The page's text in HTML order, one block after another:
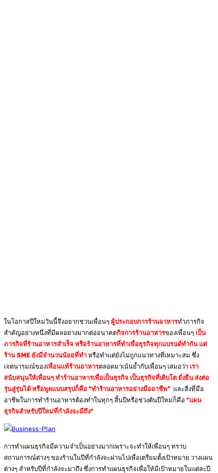
ในโอกาสปีใหม่วันนี้จึงอยากชวนเพื่อนๆ ผู้ประกอบการร้านอาหารทำภารกิจ
สำคัญอย่างหนึ่งที่มีผลอย่างมากต่ออนาคตกิจการร้านอาหารของเพื่อนๆ เป็น
ภารกิจที่ร้านอาหารสำเร็จ หรือร้านอาหารที่ทำเพื่อธุรกิจทุกแบรนด์ทำกัน แต่
ร้าน SME ยังมีจำนวนน้อยที่ทำ หรือทำแต่ยังไม่ถูกแนวทางที่เหมาะสม ซึ่ง
เจตนารมณ์ของเพื่อนแท้ร้านอาหารตลอดมาเน้นย้ำกับเพื่อนๆ เสมอว่า เรา
สนับสนุนให้เพื่อนๆ ทำร้านอาหารเพื่อเป็นธุรกิจ เป็นธุรกิจที่เติบโต ยั่งยืน ส่งต่อ
รุ่นสู่รุ่นได้ หรือพูดแบบสรุปก็คือ “ทำร้านอาหารอย่างมืออาชีพ” และสิ่งที่มือ
อาชีพในการทำร้านอาหารต้องทำในทุกๆ สิ้นปีหรือช่วงต้นปีใหม่ก็คือ “แผน
ธุรกิจสำหรับปีใหม่ที่กำลังจะมีถึง”
การทำแผนธุรกิจมีความจำเป็นอย่างมากเพราะจะทำให้เพื่อนๆ ทราบ
สถานการณ์ต่างๆ ของร้านในปีที่กำลังจะผ่านไปเพื่อเตรียมตั้งเป้าหมาย วางแผน
ต่างๆ สำหรับปีที่กำลังจะมาถึง ซึ่งการทำแผนธุรกิจเพื่อให้มีเป้าหมายในแต่ละปี